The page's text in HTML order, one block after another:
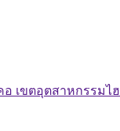
เขตอุตสาหกรรมไ